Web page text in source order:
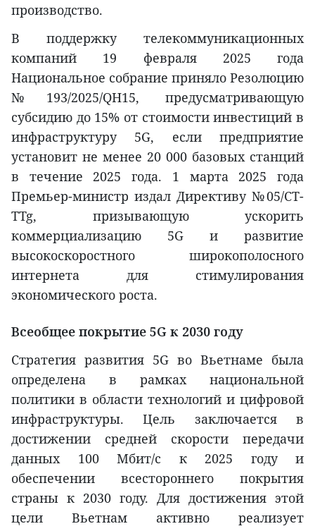
производство.
В поддержку телекоммуникационных
компаний 19 февраля 2025 года
Национальное собрание приняло Резолюцию
№193/2025/QH15, предусматривающую
субсидию до 15% от стоимости инвестиций в
инфраструктуру 5G, если предприятие
установит не менее 20 000 базовых станций
в течение 2025 года. 1 марта 2025 года
Премьер-министр издал Директиву №05/CT-
TTg, призывающую ускорить
коммерциализацию 5G и развитие
высокоскоростного широкополосного
интернета для стимулирования
экономического роста.
Всеобщее покрытие 5G к 2030 году
Стратегия развития 5G во Вьетнаме была
определена в рамках национальной
политики в области технологий и цифровой
инфраструктуры. Цель заключается в
достижении средней скорости передачи
данных 100 Мбит/с к 2025 году и
обеспечении всестороннего покрытия
страны к 2030 году. Для достижения этой
цели Вьетнам активно реализует